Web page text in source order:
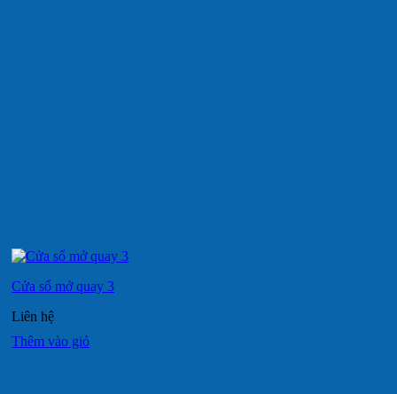
Cửa sổ mở quay 3
Liên hệ
Thêm vào giỏ